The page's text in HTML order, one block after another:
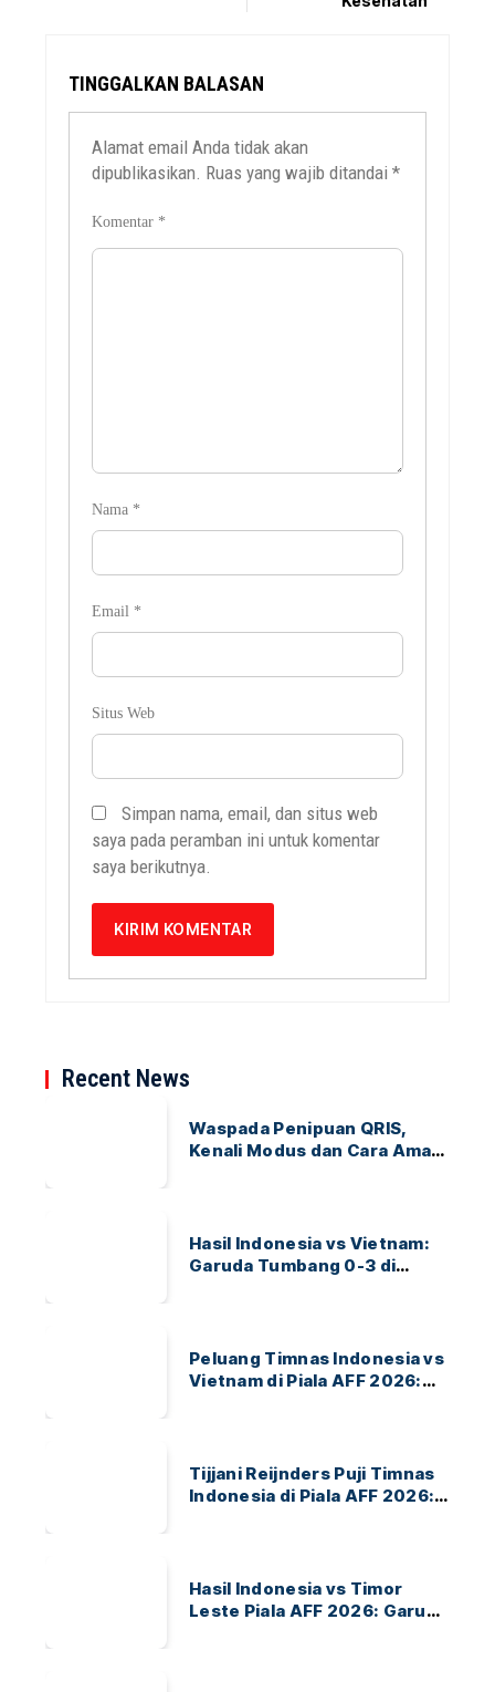
TINGGALKAN BALASAN
Alamat email Anda tidak akan
dipublikasikan. Ruas yang wajib ditandai*
Komentar *
Nama *
Email *
Situs Web
Simpan nama, email, dan situs web
saya pada peramban ini untuk komentar
saya berikutnya.
Recent News
Waspada Penipuan QRIS,
Kenali Modus dan Cara Aman
Hasil Indonesia vs Vietnam:
Garuda Tumbang 0-3 di
Peluang Timnas Indonesia vs
Vietnam di Piala AFF 2026:
Tijjani Reijnders Puji Timnas
Indonesia di Piala AFF 2026:
Hasil Indonesia vs Timor
Leste Piala AFF 2026: Garuda